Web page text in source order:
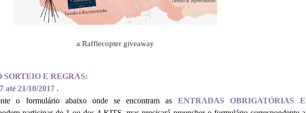
a Rafflecopter giveaway
E REGRAS:
até 21/10/2017 .
o formulário abaixo onde se encontram as ENTRADAS OBRIGATÓRIAS E